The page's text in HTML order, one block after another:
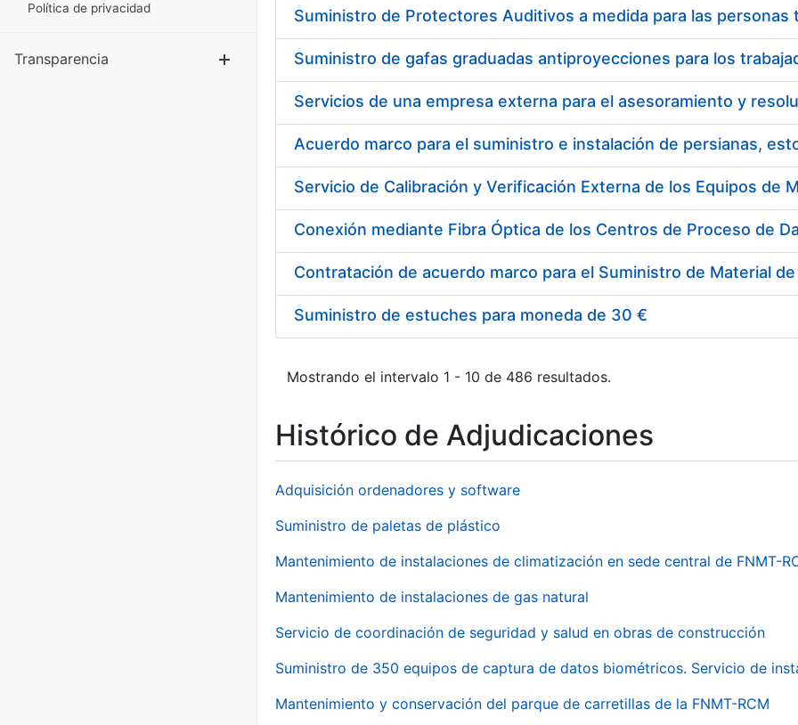
Política de privacidad
Transparencia Mostrar/Ocultar
Acuerdo marco para el suministro e instalación de persianas,
Suministro de estuches para moneda de 30 €
Mostrando el intervalo 1 - 10 de 486 resultados.
Histórico de Adjudicaciones
Adquisición ordenadores y software
Suministro de paletas de plástico
Mantenimiento de instalaciones de climatización en sede central de FNMT-
Mantenimiento de instalaciones de gas natural
Servicio de coordinación de seguridad y salud en obras de construcción
Suministro de 350 equipos de captura de datos biométricos. Servicio de
Mantenimiento y conservación del parque de carretillas de la FNMT-RCM